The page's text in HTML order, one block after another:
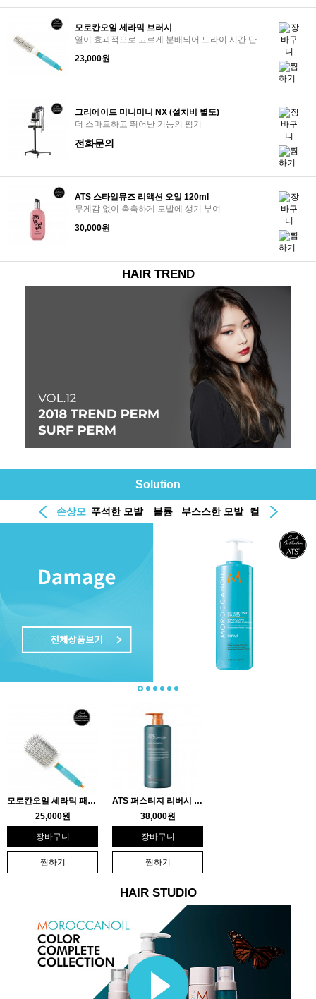
모로칸오일 세라믹 브러시
열이 효과적으로 고르게 분배되어 드라이 시간 단축 및 모발에 윤기 강화
23,000원
그리에이트 미니미니 NX (설치비 별도)
더 스마트하고 뛰어난 기능의 펌기
전화문의
ATS 스타일뮤즈 리액션 오일 120ml
무게감 없이 촉촉하게 모발에 생기 부여
30,000원
HAIR TREND
Solution
손상모 푸석한 모발 볼륨 부스스한 모발 컬 두피
모로칸오일 세라믹 패들 브러시
25,000원
장바구니
찜하기
ATS 퍼스티지 리버시 샴푸 60…
38,000원
장바구니
찜하기
HAIR STUDIO